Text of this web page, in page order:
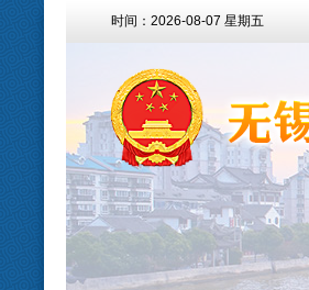
时间： 2026-08-07 星期五